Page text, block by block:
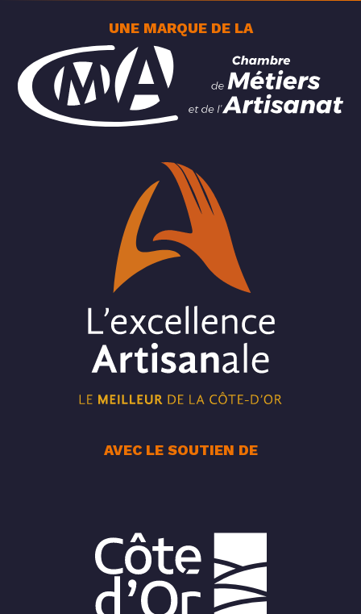
UNE MARQUE DE LA
AVEC LE SOUTIEN DE